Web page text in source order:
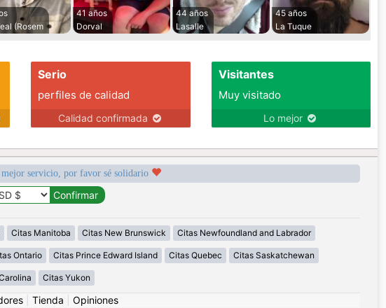
(Rosem
41 años
Dorval
44 años
Lasalle
45 años
La Tuque
Serio
perfiles de calidad
Calidad confirmada
Visitantes
Muy visitado
Lo mejor
servicio, por favor sé solidario
Citas Manitoba Citas New Brunswick Citas Newfoundland and Labrador
Ontario Citas Prince Edward Island Citas Quebec Citas Saskatchewan
Citas Yukon
Tienda Opiniones